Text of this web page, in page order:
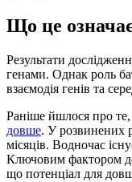
Що це
Результати
генами. Однак роль
взаємодія генів та
Раніше йшлося про
довше. У розвинених
місяців. Водночас
Ключовим фактором
що потенціал для